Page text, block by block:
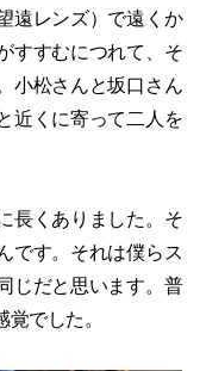
遠レンズ）で遠くか
すすむにつれて、そ
小松さんと坂口さん
近くに寄って二人を
長くありました。そ
です。それは僕らス
じだと思います。普
でした。